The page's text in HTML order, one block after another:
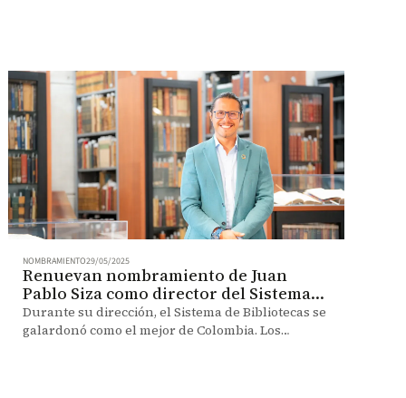
NOMBRAMIENTO29/05/2025
Renuevan nombramiento de Juan
Pablo Siza como director del Sistema
de Bibliotecas
Durante su dirección, el Sistema de Bibliotecas se
galardonó como el mejor de Colombia. Los